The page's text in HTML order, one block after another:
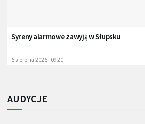
Syreny alarmowe zawyją w Słupsku
6 sierpnia 2026 - 09:20
AUDYCJE